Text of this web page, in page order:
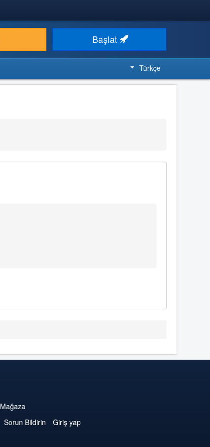
Başlat
Türkçe
Mağaza
Sorun Bildirin
Giriş yap